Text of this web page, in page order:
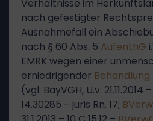
Verhältnisse im
nach gefestigter
Ausnahmefall ein
nach § 60 Abs. 5 AufenthG
EMRK wegen einer
erniedrigender Behandlung
(vgl. BayVGH, U.v. 21.11.2014
14.30285 – juris Rn. 17;